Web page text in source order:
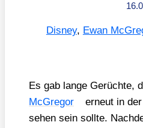
Disney, Ewan
Es gab lan­ge Gerüch­te,
McGre­gor
erneut in
sehen sein soll­te.